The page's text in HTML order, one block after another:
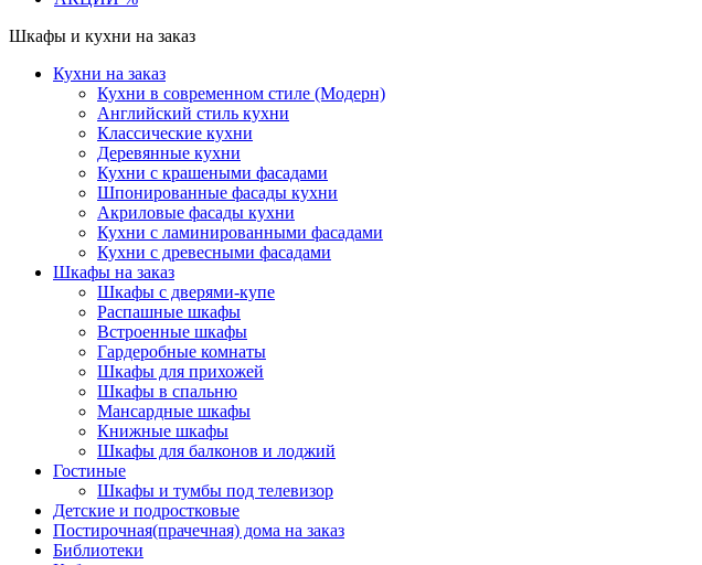
Шкафы и кухни на заказ
Кухни на заказ
Кухни в современном стиле (Модерн)
Английский стиль кухни
Классические кухни
Деревянные кухни
Кухни с крашеными фасадами
Шпонированные фасады кухни
Акриловые фасады кухни
Кухни с ламинированными фасадами
Кухни с древесными фасадами
Шкафы на заказ
Шкафы с дверями-купе
Распашные шкафы
Встроенные шкафы
Гардеробные комнаты
Шкафы для прихожей
Шкафы в спальню
Мансардные шкафы
Книжные шкафы
Шкафы для балконов и лоджий
Гостиные
Шкафы и тумбы под телевизор
Детские и подростковые
Постирочная(прачечная) дома на заказ
Библиотеки